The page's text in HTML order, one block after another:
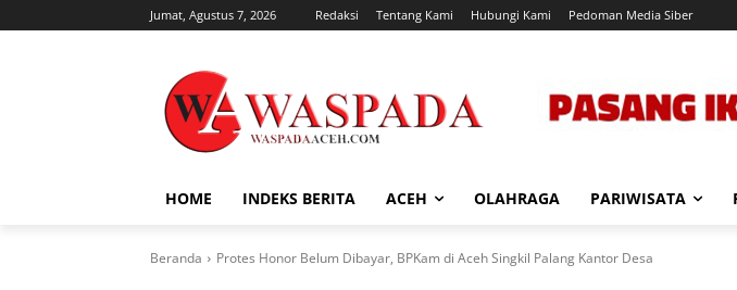
Jumat, Agustus 7, 2026 Redaksi Tentang Kami Hubungi Kami Pedoman Media Siber
HOME INDEKS BERITA ACEH OLAHRAGA PARIWISATA
Beranda Protes Honor Belum Dibayar, BPKam di Aceh Singkil Palang Kantor Desa